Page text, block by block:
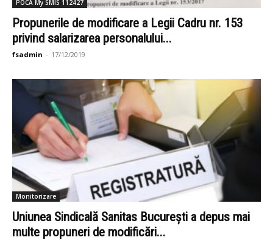
POCA My SMIS 112427
Propunerile de modificare a Legii Cadru nr. 153
privind salarizarea personalului...
fsadmin - 17/12/2019
Monitorizare
Uniunea Sindicală Sanitas București a depus mai
multe propuneri de modificări...